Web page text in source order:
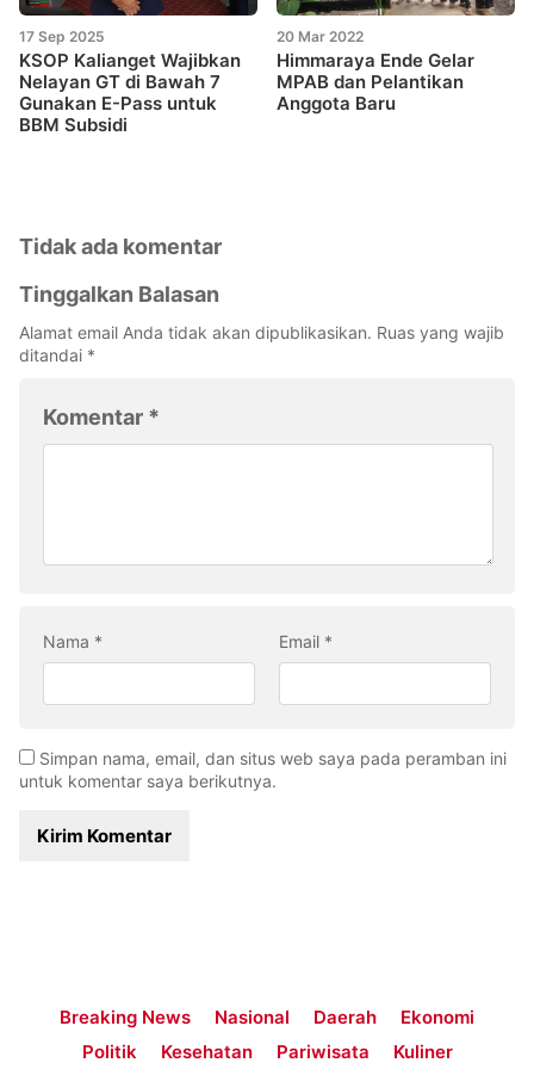
17 Sep 2025
KSOP Kalianget Wajibkan
Nelayan GT di Bawah 7
Gunakan E-Pass untuk
BBM Subsidi
20 Mar 2022
Himmaraya Ende Gelar
MPAB dan Pelantikan
Anggota Baru
Tidak ada komentar
Tinggalkan Balasan
Alamat email Anda tidak akan dipublikasikan. Ruas yang wajib
ditandai *
Komentar *
Nama * Email *
Simpan nama, email, dan situs web saya pada peramban ini
untuk komentar saya berikutnya.
Breaking News Nasional Daerah
Ekonomi
Politik
Kesehatan Pariwisata Kuliner